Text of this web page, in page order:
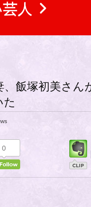
人
、飯塚初美さん
た
0